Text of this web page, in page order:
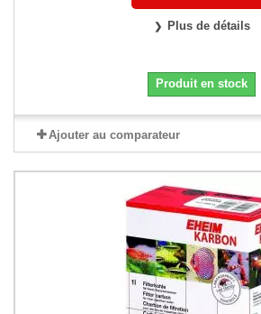
Plus de détails
Produit en stock
Ajouter au comparateur